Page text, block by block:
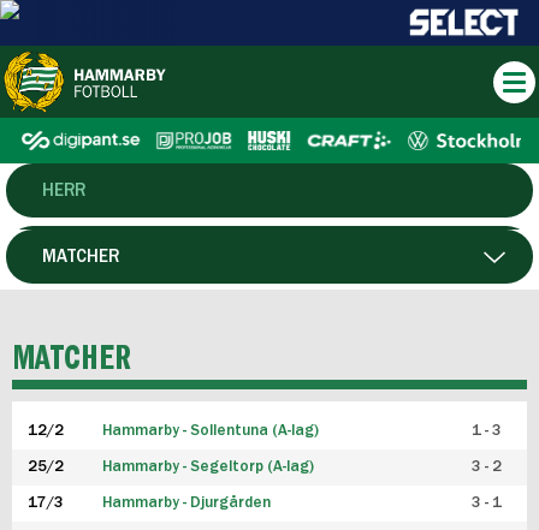
HERR
DAM
P19
F19
FUTSAL HERR
MATCHER
MATCHER
12/2 Hammarby - Sollentuna (A-lag) 1 - 3
25/2 Hammarby - Segeltorp (A-lag) 3 - 2
17/3 Hammarby - Djurgården 3 - 1